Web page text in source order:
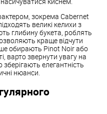
зокрема Cabernet
великі келихи з
глибину букета, роблять
краще відчути
обирають Pinot Noir або
варто звернути увагу на
елегантність
нюанси.